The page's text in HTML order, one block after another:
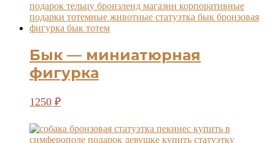
Бык — миниатюрная
фигурка
1250 ₽